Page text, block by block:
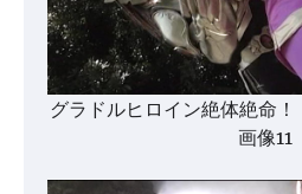
グラドルヒロイン絶体絶命
画像11